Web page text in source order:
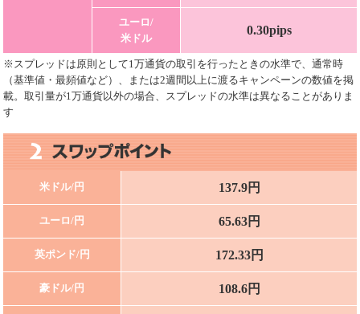
ユーロ/
米ドル
0.30pips
※スプレッドは原則として1万通貨の取引を行ったときの水準で、通常時
（基準値・最頻値など）、または2週間以上に渡るキャンペーンの数値を掲
載。取引量が1万通貨以外の場合、スプレッドの水準は異なることがありま
す
米ドル/円 137.9円
ユーロ/円 65.63円
英ポンド/円 172.33円
豪ドル/円 108.6円